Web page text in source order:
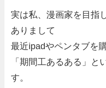
実は私、漫画家を目指
ありまして
最近ipadやペンタブを
「期間工あるある」
す。